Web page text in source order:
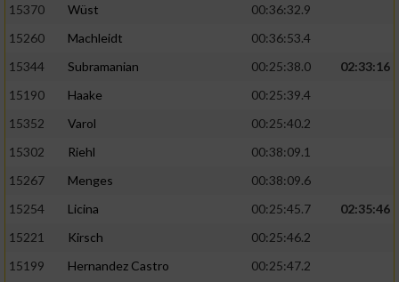
15370 Wüst
00:36:32.9
15260
Machleidt
00:36:53.4
15344
Subramanian 00:25:38.0
02:33:16
15190
Haake
00:25:39.4
15352
Varol
00:25:40.2
15302
Riehl
00:38:09.1
15267
Menges
00:38:09.6
15254
Licina 00:25:45.7
02:35:46
15221
Kirsch
00:25:46.2
15199
Hernandez Castro
00:25:47.2